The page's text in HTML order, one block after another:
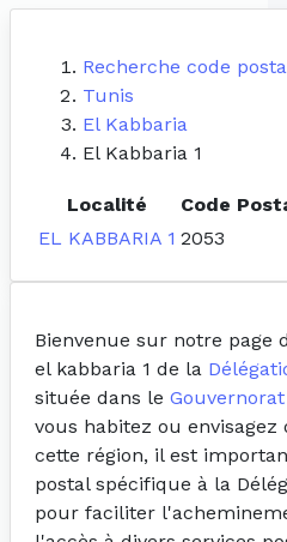
Recherche code
Tunis
El Kabbaria
El Kabbaria 1
Localité
Code
EL KABBARIA 1 2053
Bienvenue sur notre page
el kabbaria 1 de la
située dans le
vous habitez ou envisagez
cette région, il est
postal spécifique à la
pour faciliter